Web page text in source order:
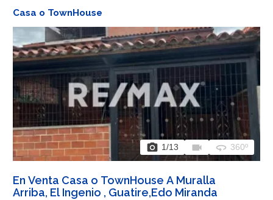
Casa o TownHouse
photo_camera 1/13 videocam 360 360º
En Venta Casa o TownHouse A Muralla
Arriba, El Ingenio , Guatire,Edo Miranda